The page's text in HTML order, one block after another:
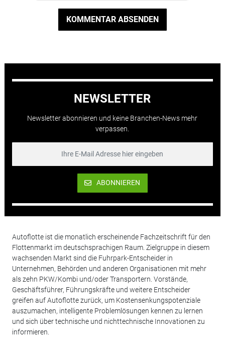
KOMMENTAR ABSENDEN
NEWSLETTER
Newsletter abonnieren und keine Branchen-News mehr
verpassen.
ABONNIEREN
Autoflotte ist die monatlich erscheinende Fachzeitschrift für den
Flottenmarkt im deutschsprachigen Raum. Zielgruppe in diesem
wachsenden Markt sind die Fuhrpark-Entscheider in
Unternehmen, Behörden und anderen Organisationen mit mehr
als zehn PKW/Kombi und/oder Transportern. Vorstände,
Geschäftsführer, Führungskräfte und weitere Entscheider
greifen auf Autoflotte zurück, um Kostensenkungspotenziale
auszumachen, intelligente Problemlösungen kennen zu lernen
und sich über technische und nichttechnische Innovationen zu
informieren.